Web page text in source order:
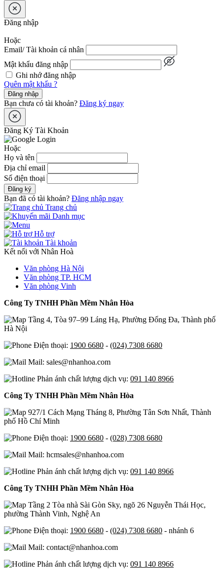
Đăng nhập
Hoặc
Email/ Tài khoản cá nhân
Mật khẩu đăng nhập
Ghi nhớ đăng nhập
Quên mật khẩu ?
Đăng nhập
Bạn chưa có tài khoản? Đăng ký ngay
Đăng Ký Tài Khoản
Hoặc
Họ và tên
Địa chỉ email
Số điện thoại
Đăng ký
Bạn đã có tài khoản? Đăng nhập ngay
Trang chủ
Danh mục
Hỗ trợ
Tài khoản
Kết nối với Nhân Hoà
Văn phòng Hà Nội
Văn phòng TP. HCM
Văn phòng Vinh
Công Ty TNHH Phần Mềm Nhân Hòa
Tầng 4, Tòa 97–99 Láng Hạ, Phường Đống Đa, Thành phố
Hà Nội
Điện thoại: 1900 6680 - (024) 7308 6680
Mail: sales@nhanhoa.com
Phản ánh chất lượng dịch vụ: 091 140 8966
Công Ty TNHH Phần Mềm Nhân Hòa
927/1 Cách Mạng Tháng 8, Phường Tân Sơn Nhất, Thành
phố Hồ Chí Minh
Điện thoại: 1900 6680 - (028) 7308 6680
Mail: hcmsales@nhanhoa.com
Phản ánh chất lượng dịch vụ: 091 140 8966
Công Ty TNHH Phần Mềm Nhân Hòa
Tầng 2 Tòa nhà Sài Gòn Sky, ngõ 26 Nguyễn Thái Học,
phường Thành Vinh, Nghệ An
Điện thoại: 1900 6680 - (024) 7308 6680 - nhánh 6
Mail: contact@nhanhoa.com
Phản ánh chất lượng dịch vụ: 091 140 8966